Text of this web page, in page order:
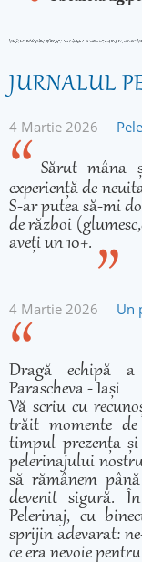
JURNALUL
4 Martie 2026
Sărut
experiență de
S-ar putea să-mi
de război
aveți un 10+.
4 Martie 2026 Un
Dragă echipă a
Parascheva - Iași
Vă scriu cu
trăit momente
timpul prezența
pelerinajului
să rămânem
devenit sigură.
Pelerinaj, cu
sprijin adevarat:
ce era nevoie